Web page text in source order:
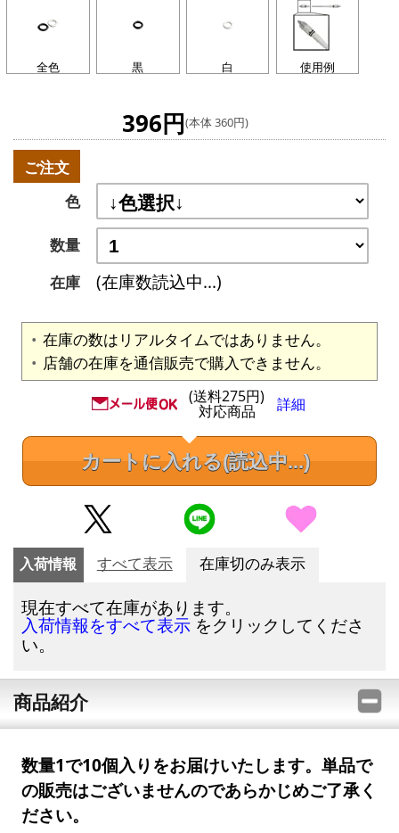
全色 黒 白 使用例
396円(本体 360円)
ご注文
色
数量
在庫
(在庫数読込中...)
在庫の数はリアルタイムではありません。
店舗の在庫を通信販売で購入できません。
(送料275円)
対応商品 詳細
カートに入れる(読込中...)
入荷情報 すべて表示 在庫切のみ表示
現在すべて在庫があります。
入荷情報をすべて表示 をクリックしてくださ
い。
商品紹介
数量1で10個入りをお届けいたします。単品で
の販売はございませんのであらかじめご了承く
ださい。